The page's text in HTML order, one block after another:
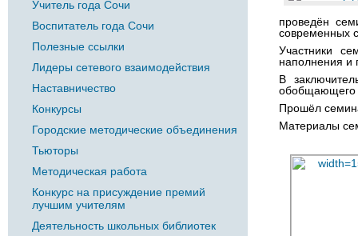
Учитель года Сочи
Воспитатель года Сочи
Полезные ссылки
Лидеры сетевого взаимодействия
Наставничество
Конкурсы
Городские методические объединения
Тьюторы
Методическая работа
Конкурс на присуждение премий
лучшим учителям
Деятельность школьных библиотек
проведён
современных
Участники
наполнения и
В
обобщающего
Прошёл
Материалы